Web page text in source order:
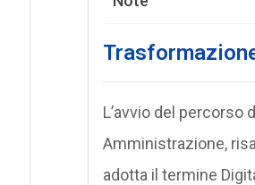
L’avvio del percorso
Amministrazione,
adotta il termine